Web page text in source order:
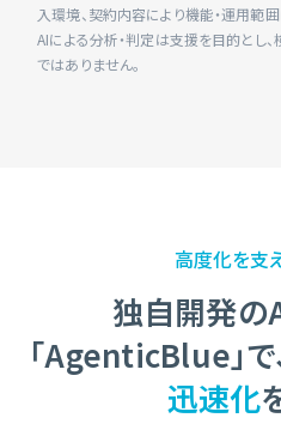
入環境、契約内容により機能・運用範囲
AIによる分析・判定は支援を目的とし
ではありません。
高度化を支
独自開発の
「AgenticBlue」で
迅速化